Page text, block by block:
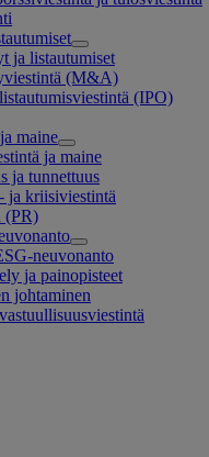
ja listautumiset
(M&A)
(IPO)
maine
ja maine
ja tunnettuus
ja kriisiviestintä
(PR)
neuvonanto
ja painopisteet
johtaminen